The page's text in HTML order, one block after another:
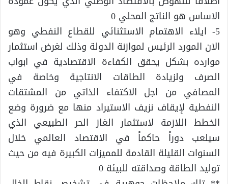
الاساس هو الناتج المحلي 0
5- ايلاء الاهتمام الاستثنائي للقطاع النفطي وهو
الان المورد الرئيس لموازنة الدولة وذلك لغرض استثمار
موارده بشكل يحقق الكفاءة الاقتصادية في ابواب
الصرف ولزيادة الطاقات الانتاجية وخاصة في
المصافي من اجل الاكتفاء الذاتي من المشتقات
النفطية لإيقاف نزيف الاستيراد منها مع ضرورة وضع
الخطط اللازمة لاستثمار الغاز الحر الطبيعي الذي
سيلعب دوراً حاكماً في الاقتصاد العالمي خلال
السنوات القليلة القادمة للمميزات الكبيرة فيه من حيث
توليد الطاقة وصداقته للبيئة 0